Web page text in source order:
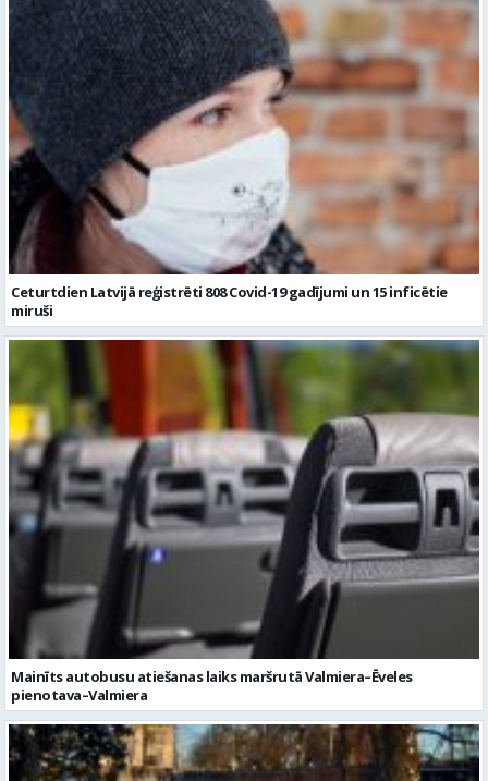
Ceturtdien Latvijā reģistrēti 808 Covid-19 gadījumi un 15 inficētie
miruši
Mainīts autobusu atiešanas laiks maršrutā Valmiera–Ēveles
pienotava–Valmiera